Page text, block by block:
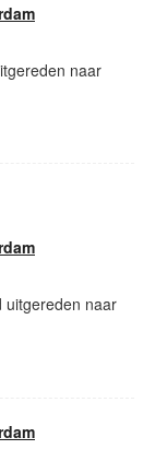
naar
uitgereden naar